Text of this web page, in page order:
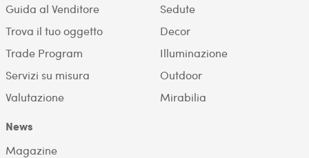
Guida al Venditore
Trova il tuo oggetto
Trade Program
Servizi su misura
Valutazione
Sedute
Decor
Illuminazione
Outdoor
Mirabilia
News
Magazine